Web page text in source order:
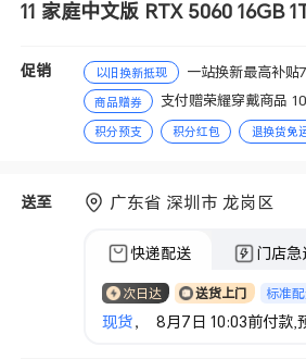
11 家庭中文版 RTX 5060 16GB
促销 以旧换新抵现 一站换新最高补贴
商品赠券 支付赠荣耀穿戴商品
积分预支 积分红包 退换货免
送至 广东省 深圳市 龙岗区
快递配送 门店急
次日达 送货上门 标准
现货， 8月7日 10:03前付款,